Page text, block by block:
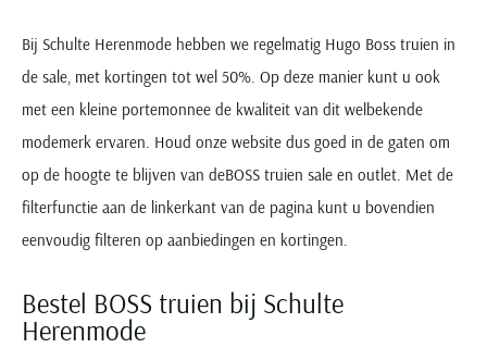
Bij Schulte Herenmode hebben we regelmatig Hugo Boss truien in
de sale, met kortingen tot wel 50%. Op deze manier kunt u ook
met een kleine portemonnee de kwaliteit van dit welbekende
modemerk ervaren. Houd onze website dus goed in de gaten om
op de hoogte te blijven van deBOSS truien sale en outlet. Met de
filterfunctie aan de linkerkant van de pagina kunt u bovendien
eenvoudig filteren op aanbiedingen en kortingen.
Bestel BOSS truien bij Schulte
Herenmode